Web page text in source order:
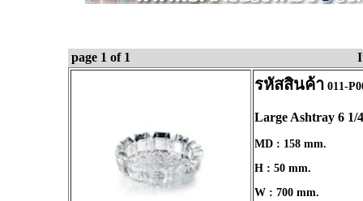
page 1 of 1
รหัสสินค้า 011-
Large Ashtray 6 1/
MD : 158 mm.
H : 50 mm.
W : 700 mm.